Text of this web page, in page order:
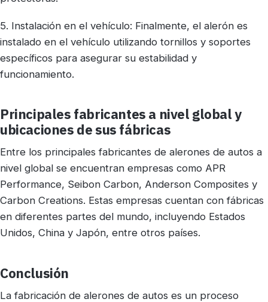
5. Instalación en el vehículo: Finalmente, el alerón es
instalado en el vehículo utilizando tornillos y soportes
específicos para asegurar su estabilidad y
funcionamiento.
Principales fabricantes a nivel global y
ubicaciones de sus fábricas
Entre los principales fabricantes de alerones de autos a
nivel global se encuentran empresas como APR
Performance, Seibon Carbon, Anderson Composites y
Carbon Creations. Estas empresas cuentan con fábricas
en diferentes partes del mundo, incluyendo Estados
Unidos, China y Japón, entre otros países.
Conclusión
La fabricación de alerones de autos es un proceso